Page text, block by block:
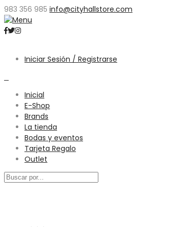
983 356 985 info@cityhallstore.com
Iniciar Sesión / Registrarse
Inicial
E-Shop
Brands
La tienda
Bodas y eventos
Tarjeta Regalo
Outlet